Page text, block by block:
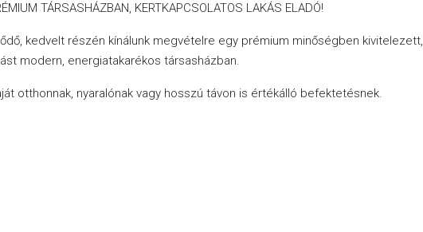
TÁRSASHÁZBAN, KERTKAPCSOLATOS LAKÁS ELADÓ!
kedvelt részén kínálunk megvételre egy prémium minőségben kivitelezett,
modern, energiatakarékos társasházban.
otthonnak, nyaralónak vagy hosszú távon is értékálló befektetésnek.